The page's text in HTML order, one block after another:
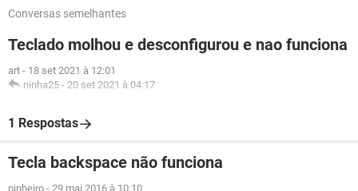
Conversas semelhantes
Teclado molhou e desconfigurou e nao funciona
art - 18 set 2021 à 12:01
ninha25 - 20 set 2021 à 04:17
1 Respostas
Tecla backspace não funciona
pinheiro - 29 mai 2016 à 10:10